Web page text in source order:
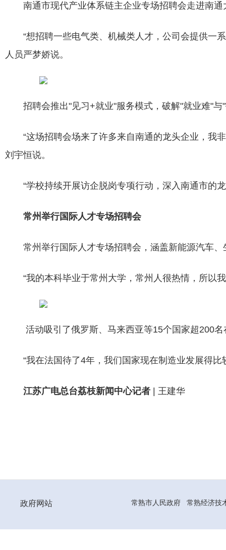
南通市现代产业体系链主企业专场招聘会走进南
“想招聘一些电气类、机械类人才，公司会提供一
人员严梦娇说。
招聘会推出"见习+就业"服务模式，破解"就业难"
“这场招聘会场来了许多来自南通的龙头企业，我
刘宇恒说。
“学校持续开展访企脱岗专项行动，深入南通市的
常州举行国际人才专场招聘会
常州举行国际人才专场招聘会，涵盖新能源汽车
“我的本科毕业于常州大学，常州人很热情，所以
活动吸引了俄罗斯、马来西亚等15个国家超200
“我在法国待了4年，我们国家现在制造业发展得
江苏广电总台荔枝新闻中心记者 | 王建华
政府网站 常熟市人民政府 常熟经济技